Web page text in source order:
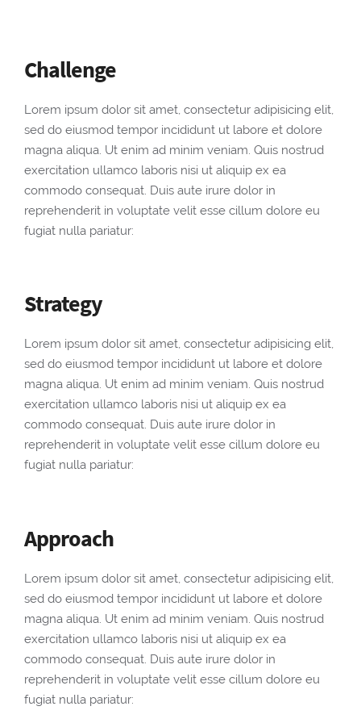
Challenge
Lorem ipsum dolor sit amet, consectetur adipisicing elit,
sed do eiusmod tempor incididunt ut labore et dolore
magna aliqua. Ut enim ad minim veniam. Quis nostrud
exercitation ullamco laboris nisi ut aliquip ex ea
commodo consequat. Duis aute irure dolor in
reprehenderit in voluptate velit esse cillum dolore eu
fugiat nulla pariatur:
Strategy
Lorem ipsum dolor sit amet, consectetur adipisicing elit,
sed do eiusmod tempor incididunt ut labore et dolore
magna aliqua. Ut enim ad minim veniam. Quis nostrud
exercitation ullamco laboris nisi ut aliquip ex ea
commodo consequat. Duis aute irure dolor in
reprehenderit in voluptate velit esse cillum dolore eu
fugiat nulla pariatur:
Approach
Lorem ipsum dolor sit amet, consectetur adipisicing elit,
sed do eiusmod tempor incididunt ut labore et dolore
magna aliqua. Ut enim ad minim veniam. Quis nostrud
exercitation ullamco laboris nisi ut aliquip ex ea
commodo consequat. Duis aute irure dolor in
reprehenderit in voluptate velit esse cillum dolore eu
fugiat nulla pariatur: